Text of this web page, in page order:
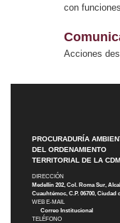
con
Acciones
PROCURADURÍA
DEL ORDENAMIENTO
TERRITORIAL DE LA
DIRECCIÓN
Medellín 202, Col. Roma Sur,
Cuauhtémoc, C.P. 06700, Ciudad
WEB E-MAIL
Correo Institucional
TELÉFONO